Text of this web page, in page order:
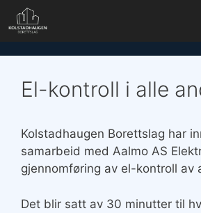
Hopp
til
El-kontroll i alle
Kolstadhaugen Borettslag har
samarbeid med Aalmo AS
gjennomføring av el-kontroll av
Det blir satt av 30 minutter til